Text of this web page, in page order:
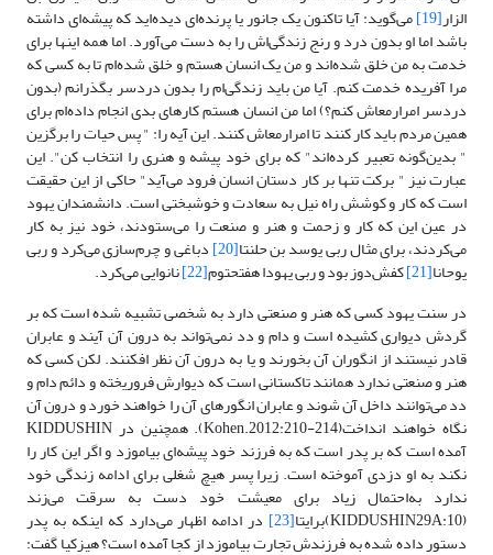
الزار[19] می‌گوید: آیا تاکنون یک جانور یا پرنده‌ای دیده‌اید که پیشه‌ای داشته
باشد اما او بدون درد و رنج زندگی‌اش را به دست می‌آورد. اما همه اینها برای
خدمت به من خلق شده‌اند و من یک انسان هستم و خلق شده‌ام تا به کسی که
مرا آفریده خدمت کنم. آیا من باید زندگی‌ام را بدون دردسر بگذرانم (بدون
دردسر امرارمعاش کنم؟) اما من انسان هستم کارهای بدی انجام داده‌ام برای
همین مردم باید کار کنند تا امرارمعاش کنند. این آیه را: " پس حیات را برگزین
" بدین‌گونه تعبیر کرده‌اند" که برای خود پیشه و هنری را انتخاب کن". این
عبارت نیز " برکت تنها بر کار دستان انسان فرود می‌آید" حاکی از این حقیقت
است که کار و کوشش راه نیل به سعادت و خوشبختی است. دانشمندان یهود
در عین این که کار و زحمت و هنر و صنعت را می‌ستودند، خود نیز به کار
می‌کردند، برای مثال ربی یوسد بن حلنتا[20] دباغی و چرم‌سازی می‌کرد و ربی
یوحانا[21] کفش‌دوز بود و ربی یهودا هفتحتوم[22]
نانوایی می‌کرد.
در سنت یهود کسی که هنر و صنعتی دارد به شخصی تشبیه شده است که بر
گردش دیواری کشیده است و دام و دد نمی‌تواند به درون آن آیند و عابران
قادر نیستند از انگوران آن بخورند و یا به درون آن نظر افکنند. لکن کسی که
هنر و صنعتی ندارد همانند تاکستانی است که دیوارش فروریخته و دائم دام و
دد می‌توانند داخل آن شوند و عابران انگورهای آن را خواهند خورد و درون آن
نگاه خواهند انداخت(Kohen.2012:210-214). همچنین در KIDDUSHIN
آمده است که بر پدر است که به فرزند خود پیشه‌ای بیاموزد و اگر این کار را
نکند به او دزدی آموخته است. زیرا پسر هیچ شغلی برای ادامه زندگی خود
ندارد به‌احتمال زیاد برای معیشت خود دست به سرقت می‌زند
(KIDDUSHIN29A:10)برایتا [23] در ادامه اظهار می‌دارد که اینکه به پدر
دستور داده شده به فرزندش تجارت بیاموزد از کجا آمده است؟ هیزکیا گفت: